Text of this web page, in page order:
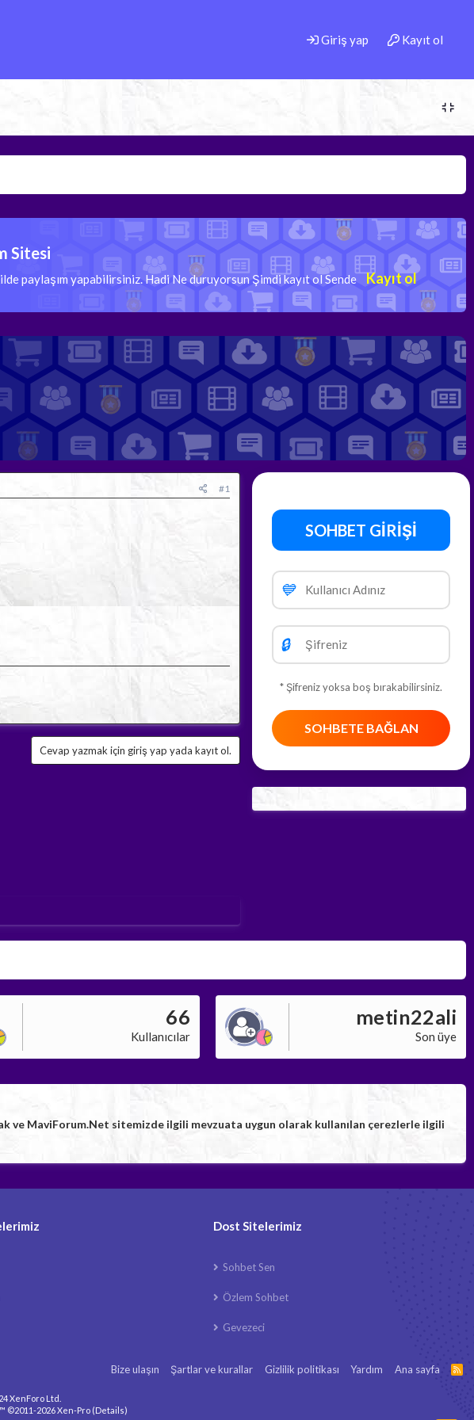
Giriş yap Kayıt ol
Sitesi
paylaşım yapabilirsiniz. Hadi Ne duruyorsun Şimdi kayıt ol Sende Kayıt ol
#1
Cevap yazmak için giriş yap yada kayıt ol.
SOHBET GİRİŞİ
💙
🔒
* Şifreniz yoksa boş bırakabilirsiniz.
SOHBETE BAĞLAN
66
Kullanıcılar
metin22ali
Son üye
ve MaviForum.Net sitemizde ilgili mevzuata uygun olarak kullanılan çerezlerle ilgili
Dost Sitelerimiz
Sohbet Sen
Özlem Sohbet
Gevezeci
Bize ulaşın Şartlar ve kurallar Gizlilik politikası Yardım Ana sayfa
R
XenForo Ltd.
©2011-2026Xen-Pro(Details)